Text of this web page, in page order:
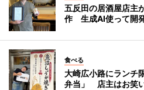
五反田の居酒屋店主
作 生成AI使って開
食べる
大崎広小路にランチ
弁当」 店主はお笑